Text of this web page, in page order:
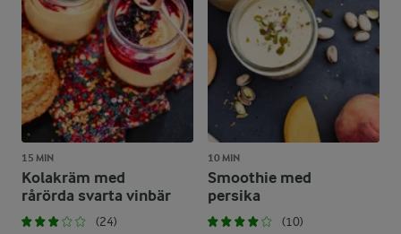
15 MIN
Kolakräm med
rårörda svarta vinbär
(24)
10 MIN
Smoothie med
persika
(10)